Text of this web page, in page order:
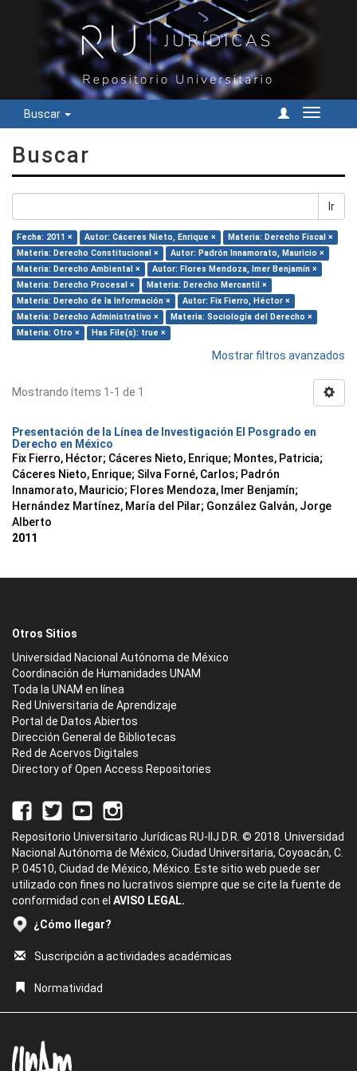
Buscar
Cambiar
Buscar
Ir
Fecha: 2011 × Autor: Cáceres Nieto, Enrique ×
Materia: Derecho Fiscal ×
Materia: Derecho Constitucional ×
Autor: Padrón Innamorato, Mauricio ×
Materia: Derecho Ambiental ×
Autor: Flores Mendoza, Imer Benjamín ×
Materia: Derecho Procesal ×
Materia: Derecho Mercantil ×
Materia: Derecho de la Información ×
Autor: Fix Fierro, Héctor ×
Materia: Derecho Administrativo ×
Materia: Sociología del Derecho ×
Materia: Otro ×
Has File(s): true ×
Mostrar filtros avanzados
Mostrando ítems 1-1 de 1
Presentación de la Línea de Investigación El Posgrado en
Derecho en México
Fix Fierro, Héctor; Cáceres Nieto, Enrique; Montes, Patricia;
Cáceres Nieto, Enrique; Silva Forné, Carlos; Padrón
Innamorato, Mauricio; Flores Mendoza, Imer Benjamín;
Hernández Martínez, María del Pilar; González Galván, Jorge
Alberto
2011
Otros Sitios
Universidad Nacional Autónoma de México
Coordinación de Humanidades UNAM
Toda la UNAM en línea
Red Universitaria de Aprendizaje
Portal de Datos Abiertos
Dirección General de Bibliotecas
Red de Acervos Digitales
Directory of Open Access Repositories
Repositorio Universitario Jurídicas RU-IIJ D.R. © 2018. Universidad
Nacional Autónoma de México, Ciudad Universitaria, Coyoacán, C.
P. 04510, Ciudad de México, México. Este sitio web puede ser
utilizado con fines no lucrativos siempre que se cite la fuente de
conformidad con el AVISO LEGAL.
¿Cómo llegar?
Suscripción a actividades académicas
Normatividad